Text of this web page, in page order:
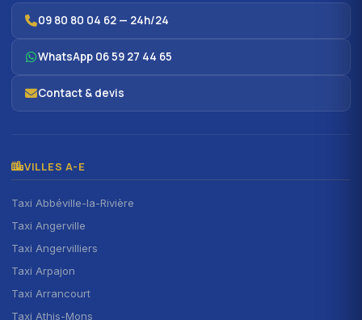
09 80 80 04 62 — 24h/24
WhatsApp 06 59 27 44 65
Contact & devis
VILLES A-E
Taxi Abbéville-la-Rivière
Taxi Angerville
Taxi Angervilliers
Taxi Arpajon
Taxi Arrancourt
Taxi Athis-Mons